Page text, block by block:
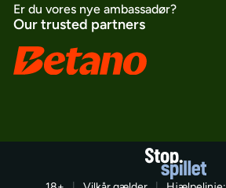
Er du vores nye ambassadør?
Our trusted partners